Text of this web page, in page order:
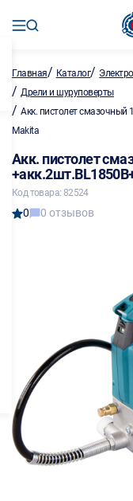
Главная/ Каталог/
/ Дрели и шуруповерты
/ Акк. пистолет смазочный
Makita
Акк. пистолет
Код товара: 82524
0 0 отзывов